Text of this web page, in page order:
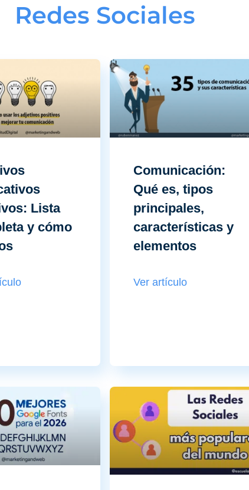
Redes Sociales
Lista
y cómo
Comunicación:
Qué es, tipos
principales,
características y
elementos
Ver artículo